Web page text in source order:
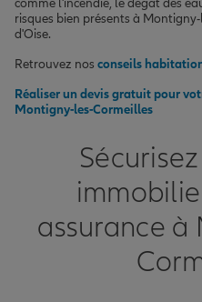
risques bien présents à
d'Oise.
Retrouvez nos conseils
Réaliser un devis gratuit pour
Montigny-les-Cormeilles
assurance à